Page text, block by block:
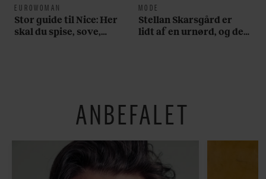
EUROWOMAN
Stor guide til Nice: Her
skal du spise, sove,
MODE
Stellan Skarsgård er
lidt af en urnørd, og det
ANBEFALET